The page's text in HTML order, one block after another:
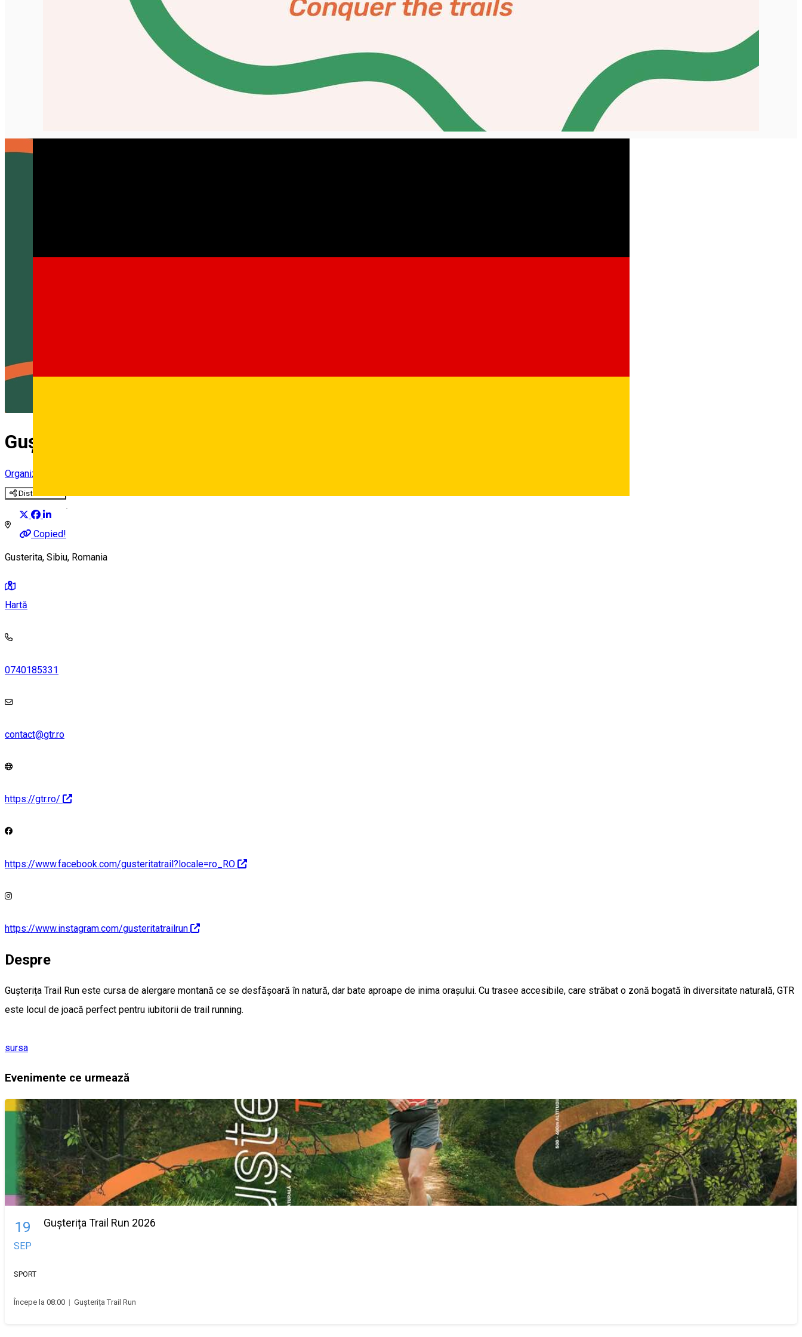
Gușterița Trail Run
Organizator de Evenimente
Distribuie
Copied!
Gusterita, Sibiu, Romania
Hartă
0740185331
contact@gtr.ro
https://gtr.ro/
https://www.facebook.com/gusteritatrail?locale=ro_RO
https://www.instagram.com/gusteritatrailrun
Despre
Gușterița Trail Run este cursa de alergare montană ce se desfășoară în natură, dar bate aproape de inima orașului. Cu trasee accesibile, care străbat o zonă bogată în diversitate naturală, GTR
este locul de joacă perfect pentru iubitorii de trail running.
sursa
Evenimente ce urmează
19
SEP
Gușterița Trail Run 2026
SPORT
Începe la 08:00 | Gușterița Trail Run